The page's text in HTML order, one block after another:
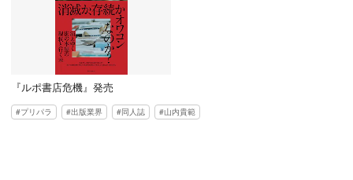
『ルポ書店危機』発売
プリパラ 出版業界 同人誌 山内貴範